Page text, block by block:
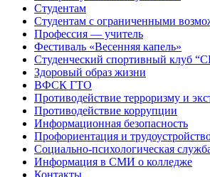
Студентам
Студентам с ограниченными
Профессия — учитель
Фестиваль «Весенняя капель»
Студенческий спортивный клуб
Здоровый образ жизни
ВФСК ГТО
Противодействие терроризму и
Противодействие коррупции
Информационная безопасность
Профориентация и
Социально-психологическая
Информация в СМИ о колледже
Контакты